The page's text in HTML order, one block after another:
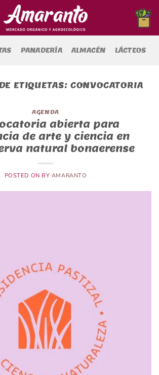
PANADERÍA ALMACÉN LÁCTEOS
ETIQUETAS: CONVOCATORIA
AGENDA
abierta para
de arte y ciencia en
natural bonaerense
POSTED ON BY AMARANTO